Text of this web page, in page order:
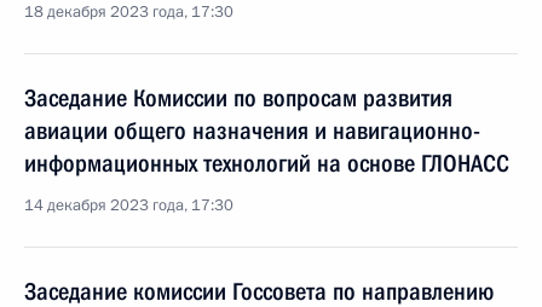
18 декабря 2023 года, 17:30
Заседание Комиссии по вопросам развития
авиации общего назначения и навигационно-
информационных технологий на основе ГЛОНАСС
14 декабря 2023 года, 17:30
Заседание комиссии Госсовета по направлению